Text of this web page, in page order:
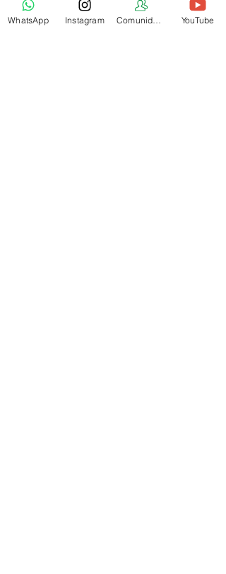
WhatsApp Instagram YouTube